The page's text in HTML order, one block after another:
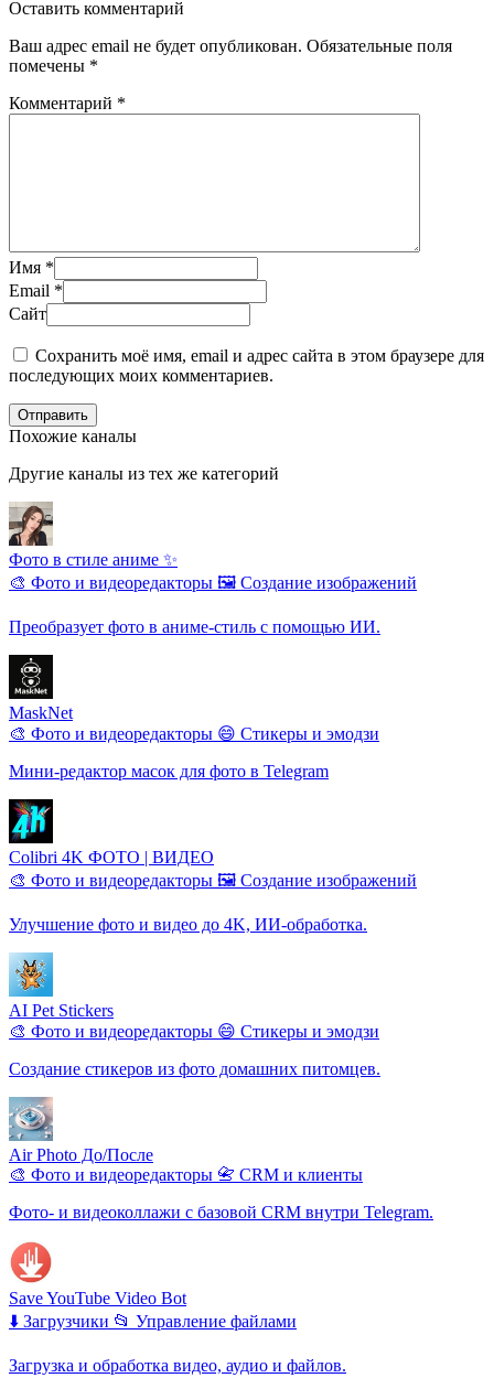
Оставить комментарий
Ваш адрес email не будет опубликован. Обязательные поля
помечены *
Комментарий *
Имя *
Email *
Сайт
Сохранить моё имя, email и адрес сайта в этом браузере для
последующих моих комментариев.
Отправить
Похожие каналы
Другие каналы из тех же категорий
Фото в стиле аниме ✨
🎨 Фото и видеоредакторы 🖼️ Создание изображений
Преобразует фото в аниме-стиль с помощью ИИ.
MaskNet
🎨 Фото и видеоредакторы 😄 Стикеры и эмодзи
Мини-редактор масок для фото в Telegram
Colibri 4K ФОТО | ВИДЕО
🎨 Фото и видеоредакторы 🖼️ Создание изображений
Улучшение фото и видео до 4K, ИИ-обработка.
AI Pet Stickers
🎨 Фото и видеоредакторы 😄 Стикеры и эмодзи
Создание стикеров из фото домашних питомцев.
Air Photo До/После
🎨 Фото и видеоредакторы 📇 CRM и клиенты
Фото- и видеоколлажи с базовой CRM внутри Telegram.
Save YouTube Video Bot
⬇️ Загрузчики 📂 Управление файлами
Загрузка и обработка видео, аудио и файлов.